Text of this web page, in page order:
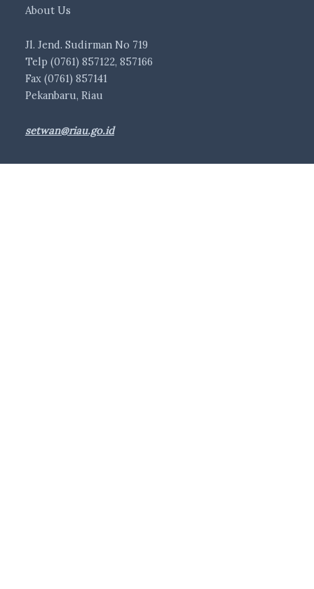
About Us
Jl. Jend. Sudirman No 719
Telp (0761) 857122, 857166
Fax (0761) 857141
Pekanbaru, Riau
setwan@riau.go.id